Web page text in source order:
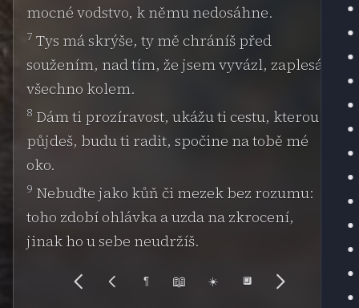
mocné vodstvo, k němu nedosáhne.
7 Tys má skrýše, ty mě chráníš před
soužením, nad tím, že jsem vyvázl, zaplesá
všechno kolem.
8 Dám ti prozíravost, ukážu ti cestu, kterou
půjdeš, budu ti radit, spočine na tobě mé
oko.
9 Nebuďte jako kůň či mezek bez rozumu:
toho zdobí ohlávka a uzda na zkrocení,
jinak ho u sebe neudržíš.
¶ 📖 ☀️ 🔲